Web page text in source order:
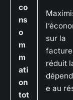
co
ns
o
m
m
ati
on
tot
sur la
réduit
e au